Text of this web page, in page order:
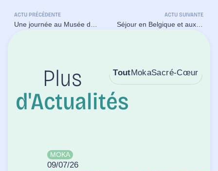
ACTU PRÉCÉDENTE ACTU SUIVANTE
Séjour en Belgique et aux Pays-Bas pour 45 élèves en 3ème au collège Sacré Coeur
Plus
d'Actualités
MokaSacré-Cœur
Tout
MOKA
09/07/26